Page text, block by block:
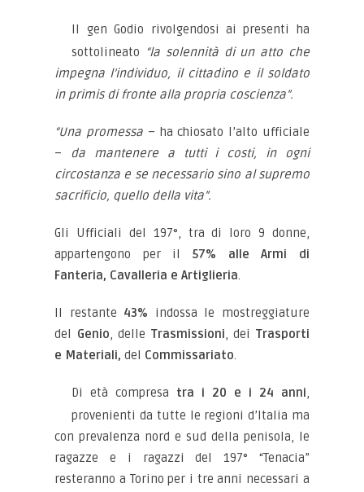
Il gen Godio rivolgendosi ai presenti ha
sottolineato “la solennità di un atto che
impegna l’individuo, il cittadino e il soldato
in primis di fronte alla propria coscienza”.
“Una promessa– ha chiosato l’alto ufficiale
– da mantenere a tutti i costi, in ogni
circostanza e se necessario sino al supremo
sacrificio, quello della vita”.
Gli Ufficiali del 197°, tra di loro 9 donne,
appartengono per il 57% alle Armi di
Fanteria, Cavalleria e Artiglieria.
Il restante 43% indossa le mostreggiature
del Genio, delle Trasmissioni, dei Trasporti
e Materiali, del Commissariato.
Di età compresa tra i 20 e i 24 anni,
provenienti da tutte le regioni d’Italia ma
con prevalenza nord e sud della penisola, le
ragazze e i ragazzi del 197° “Tenacia”
resteranno a Torino per i tre anni necessari a